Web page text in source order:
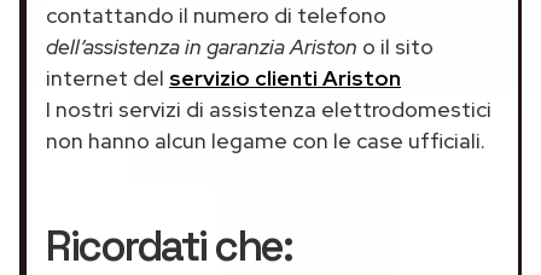
contattando il numero di telefono
dell’assistenza in garanzia Ariston o il sito
internet del servizio clienti Ariston
I nostri servizi di assistenza elettrodomestici
non hanno alcun legame con le case ufficiali.
Ricordati che: